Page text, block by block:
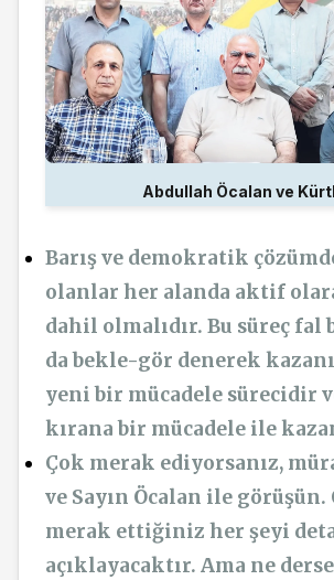
Abdullah Öcalan ve
Barış ve demokratik
olanlar her alanda aktif
dahil olmalıdır. Bu süreç fal
da bekle-gör denerek
yeni bir mücadele sürecidir
kırana bir mücadele ile
Çok merak ediyorsanız,
ve Sayın Öcalan ile görüşün.
merak ettiğiniz her şeyi
açıklayacaktır. Ama ne